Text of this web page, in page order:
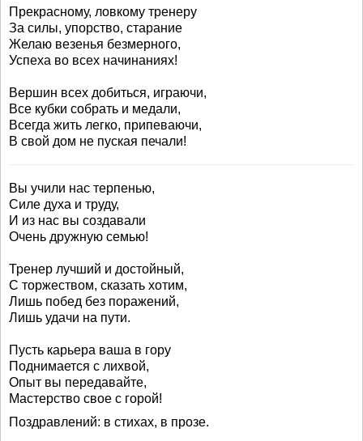
Прекрасному, ловкому тренеру
За силы, упорство, старание
Желаю везенья безмерного,
Успеха во всех начинаниях!
Вершин всех добиться, играючи,
Все кубки собрать и медали,
Всегда жить легко, припеваючи,
В свой дом не пуская печали!
Вы учили нас терпенью,
Силе духа и труду,
И из нас вы создавали
Очень дружную семью!
Тренер лучший и достойный,
С торжеством, сказать хотим,
Лишь побед без поражений,
Лишь удачи на пути.
Пусть карьера ваша в гору
Поднимается с лихвой,
Опыт вы передавайте,
Мастерство свое с горой!
Поздравлений: в стихах, в прозе.